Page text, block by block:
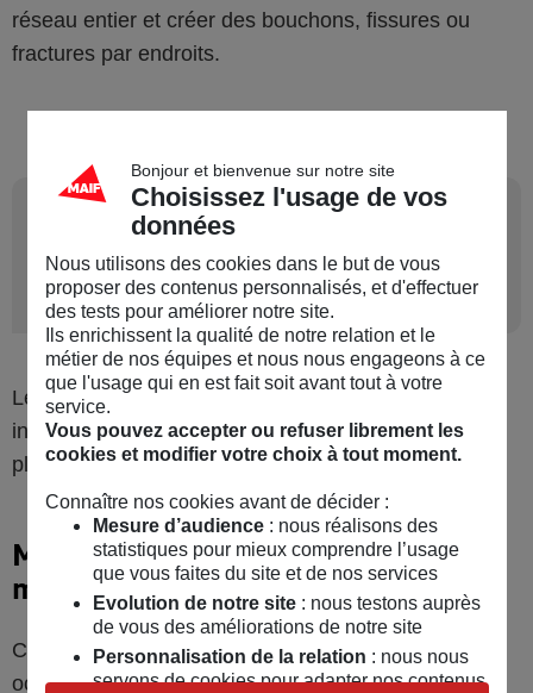
réseau entier et créer des bouchons, fissures ou
fractures par endroits.
Habitations secondaires
et gel, comment s'y
prendre ?
Le gel s’installe plus facilement dans une maison
inhabitée ! Pour éviter les mauvaises surprises,
plusieurs solutions :
Maintenir une température
minimale dans votre tuyauterie
Cela permet d'éviter le gel et les dégâts qu'il peut
occasionner. Une très bonne isolation ou des tubes
Bonjour et bienvenue sur notre site
Choisissez l'usage de vos
données
Nous utilisons des cookies dans le but de vous
proposer des contenus personnalisés, et d'effectuer
des tests pour améliorer notre site.
Ils enrichissent la qualité de notre relation et le
métier de nos équipes et nous nous engageons à ce
que l'usage qui en est fait soit avant tout à votre
service.
Vous pouvez accepter ou refuser librement les
cookies et modifier votre choix à tout moment.
Connaître nos cookies avant de décider :
Mesure d’audience: nous réalisons des
statistiques pour mieux comprendre l’usage
que vous faites du site et de nos services
Evolution de notre site: nous testons auprès
de vous des améliorations de notre site
Personnalisation de la relation : nous nous
servons de cookies pour adapter nos contenus